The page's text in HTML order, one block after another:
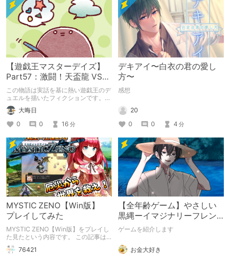
【遊戯王マスターデイズ】
Part57：激闘！天盃龍 VS
千年D【架空デュエル】
この物語は実話を基に熱い遊戯王のデ
ュエルを描いたフィクションです。
（自分用メモ：2025-05-14）
大晦日
0
0 16 分
デキアイ〜白衣の君の愛し
方〜
感想
20
0
0 4 分
MYSTIC ZENO【Win版】
プレイしてみた
MYSTIC ZENO【Win版】をプレイし
た見たという内容です。 この記事は
通常のクリエイターズ記事です。
76421
【全年齢ゲーム】やさしい
黒縄ーイマジナリーフレン
ドの「彼」と過ごすおぼん
ゲームを紹介します
お金大好き